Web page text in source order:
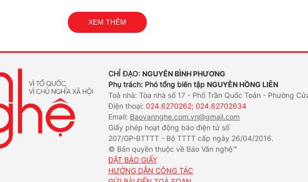
XEM THÊM
CHỈ ĐẠO: NGUYỄN BÌNH PHƯƠNG
Phụ trách: Phó tổng biên tập NGUYỄN HỒNG LIÊN
Toà nhà: Tòa nhà số 17 - Phố Trần Quốc Toản - Phường
Điện thoại: 024.6270262; 024.62702634
Email: Baovannghe.com.vn@gmail.com
Giấy phép hoạt động báo điện tử số
207/GP-BTTTT - Bộ TTTT cấp ngày 26/04/2016.
© Bản quyền thuộc về Báo Văn nghệ™
ĐẶT BÁO GIẤY
HƯỚNG DẪN CÔNG TÁC